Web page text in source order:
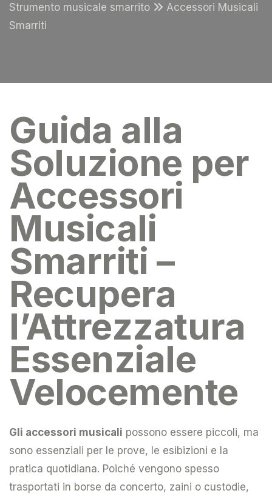
Strumento musicale smarrito
Accessori Musicali
Smarriti
Guida alla
Soluzione per
Accessori
Musicali
Smarriti –
Recupera
l’Attrezzatura
Essenziale
Velocemente
Gli accessori musicali possono essere piccoli, ma
sono essenziali per le prove, le esibizioni e la
pratica quotidiana. Poiché vengono spesso
trasportati in borse da concerto, zaini o custodie,